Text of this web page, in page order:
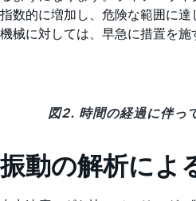
指数的に増加し、危険な範囲に
機械に対しては、早急に措置を施
図2. 時間の経過に伴っ
振動の解析によ